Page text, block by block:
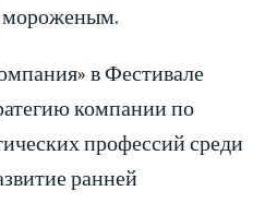
мороженым.
в Фестивале
компании по
профессий среди
ранней